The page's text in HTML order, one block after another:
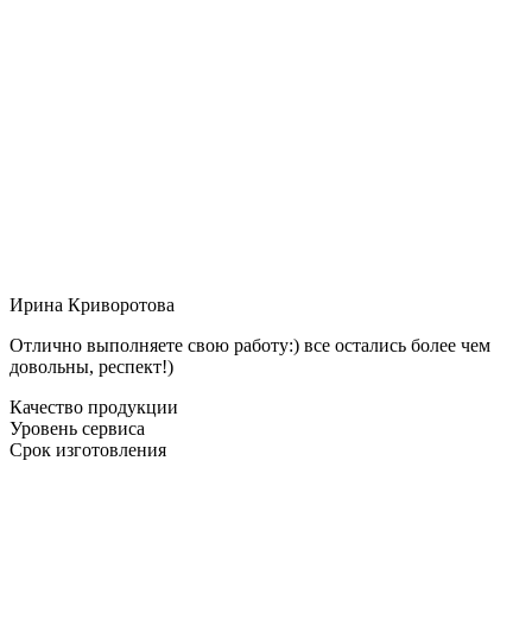
Ирина Криворотова
Отлично выполняете свою работу:) все остались более чем
довольны, респект!)
Качество продукции
Уровень сервиса
Срок изготовления